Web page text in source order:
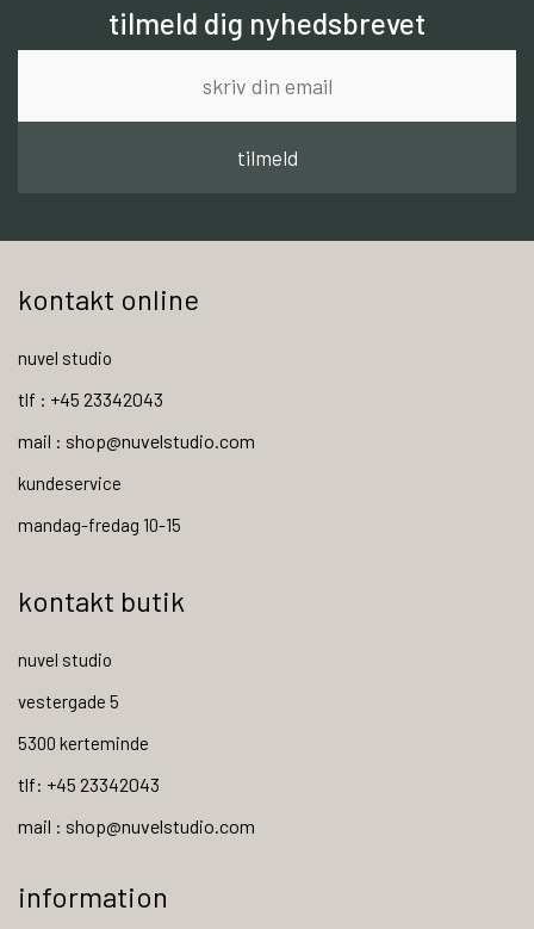
tilmeld dig nyhedsbrevet
tilmeld
kontakt online
nuvel studio
tlf : +45 23342043
mail : shop@nuvelstudio.com
kundeservice
mandag-fredag 10-15
kontakt butik
nuvel studio
vestergade 5
5300 kerteminde
tlf: +45 23342043
mail : shop@nuvelstudio.com
information